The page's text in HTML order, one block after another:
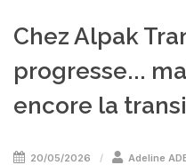
Chez Alpak
progresse...
encore la
20/05/2026
Adeline